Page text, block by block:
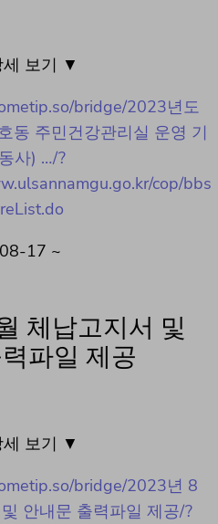
세 보기 ▼
bridge/2023년도
동 주민건강관리실 운영 기
사) …/?
cop/bbs
17 ~
체납고지서 및
파일 제공
세 보기 ▼
bridge/2023년 8
안내문 출력파일 제공/?